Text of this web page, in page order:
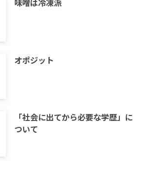
オポジット
「社会に出てから必要な学歴」に
ついて